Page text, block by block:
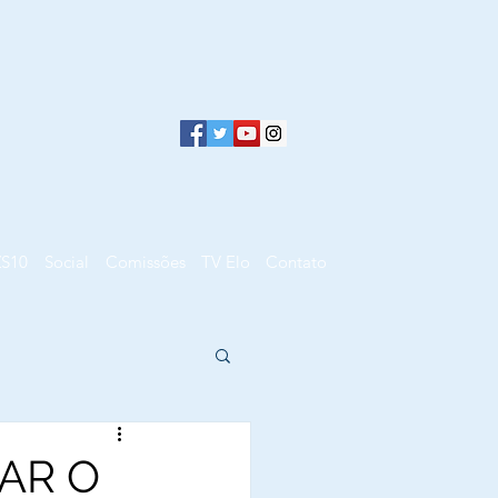
Social Comissões TV Elo Contato
O